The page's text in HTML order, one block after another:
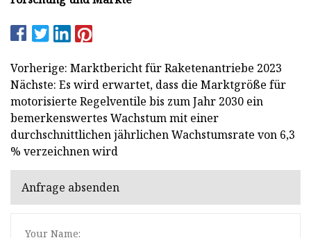
Vorherige: Marktbericht für Raketenantriebe 2023
Nächste: Es wird erwartet, dass die Marktgröße für
motorisierte Regelventile bis zum Jahr 2030 ein
bemerkenswertes Wachstum mit einer
durchschnittlichen jährlichen Wachstumsrate von 6,3
% verzeichnen wird
Anfrage absenden